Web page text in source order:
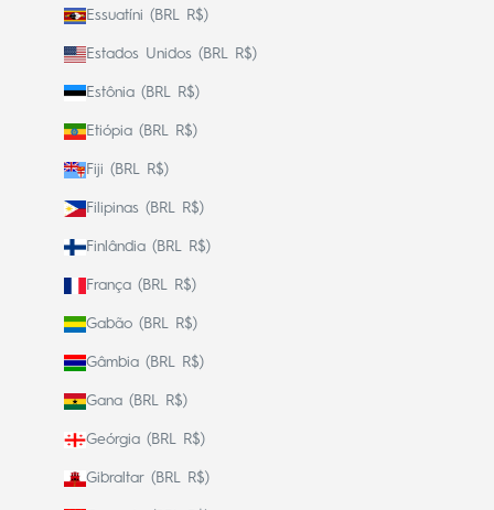
Essuatíni (BRL R$)
Estados Unidos (BRL R$)
Estônia (BRL R$)
Etiópia (BRL R$)
Fiji (BRL R$)
Filipinas (BRL R$)
Finlândia (BRL R$)
França (BRL R$)
Gabão (BRL R$)
Gâmbia (BRL R$)
Gana (BRL R$)
Geórgia (BRL R$)
Gibraltar (BRL R$)